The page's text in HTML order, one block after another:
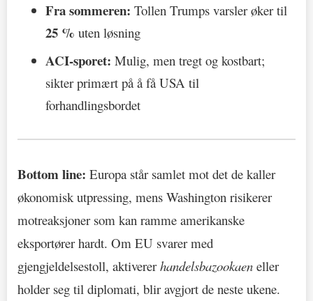
Fra sommeren: Tollen Trumps varsler øker til
25 % uten løsning
ACI-sporet: Mulig, men tregt og kostbart;
sikter primært på å få USA til
forhandlingsbordet
Bottom line: Europa står samlet mot det de kaller
økonomisk utpressing, mens Washington risikerer
motreaksjoner som kan ramme amerikanske
eksportører hardt. Om EU svarer med
gjengjeldelsestoll, aktivererhandelsbazookaen eller
holder seg til diplomati, blir avgjort de neste ukene.